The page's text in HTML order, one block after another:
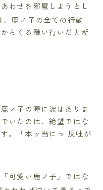
わせを邪魔しようとし
、鹿ノ子の全ての行動
らくる醜い行いだと断
ノ子の瞳に涙はありま
いたのは、絶望ではな
。「本ッ当にっ 反吐が
可愛い鹿ノ子」ではな